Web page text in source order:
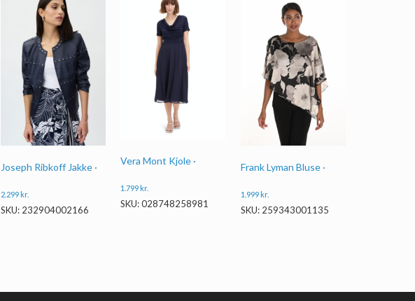
Joseph Ribkoff Jakke ·
2.299kr.
SKU: 232904002166
Vera Mont Kjole ·
1.799kr.
SKU: 028748258981
Frank Lyman Bluse ·
1.999kr.
SKU: 259343001135